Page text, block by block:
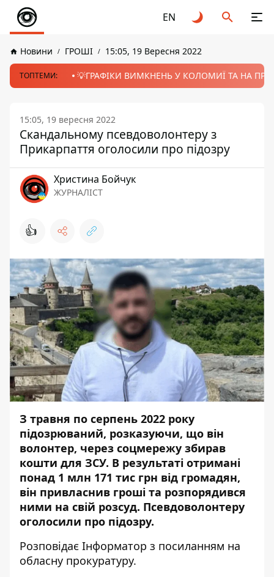
EN
Новини ГРОШІ 15:05, 19 Вересня 2022
ТОПТЕМИ: 💡ГРАФІКИ ВИМКНЕНЬ У КОЛОМИЇ ТА НА
15:05, 19 вересня 2022
Скандальному псевдоволонтеру з
Прикарпаття оголосили про підозру
Христина Бойчук
ЖУРНАЛІСТ
👍
З травня по серпень 2022 року
підозрюваний, розказуючи, що він
волонтер, через соцмережу збирав
кошти для ЗСУ. В результаті отримані
понад 1 млн 171 тис грн від громадян,
він привласнив гроші та розпорядився
ними на свій розсуд. Псевдоволонтеру
оголосили про підозру.
Розповідає Інформатор з посиланням на
обласну прокуратуру.